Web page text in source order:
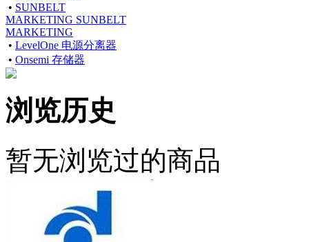
• SUNBELT
MARKETING SUNBELT
MARKETING
• LevelOne 电源分离器
• Onsemi 存储器
浏览历史
暂无浏览过的商品